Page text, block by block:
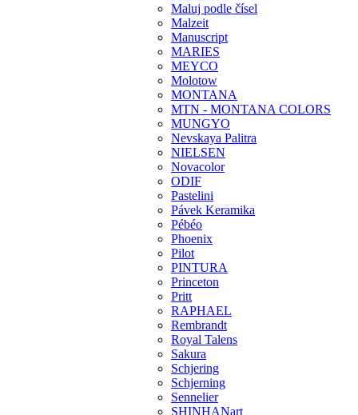
Maluj podle čísel
Malzeit
Manuscript
MARIES
MEYCO
Molotow
MONTANA
MTN - MONTANA COLORS
MUNGYO
Nevskaya Palitra
NIELSEN
Novacolor
ODIF
Pastelini
Pávek Keramika
Pébéo
Phoenix
Pilot
PINTURA
Princeton
Pritt
RAPHAEL
Rembrandt
Royal Talens
Sakura
Schjering
Schjerning
Sennelier
SHINHANart